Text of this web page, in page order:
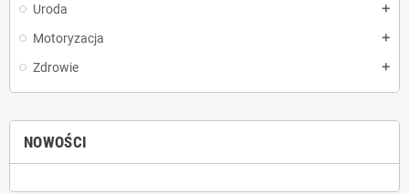
Uroda add
Motoryzacja add
Zdrowie add
NOWOŚCI